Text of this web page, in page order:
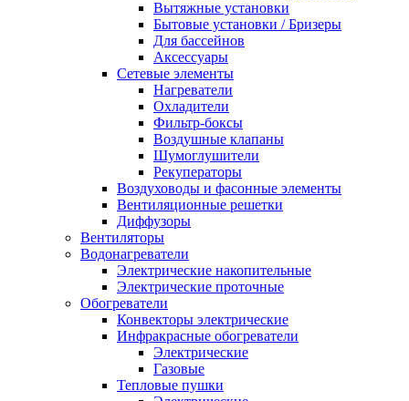
Вытяжные установки
Бытовые установки / Бризеры
Для бассейнов
Аксессуары
Сетевые элементы
Нагреватели
Охладители
Фильтр-боксы
Воздушные клапаны
Шумоглушители
Рекуператоры
Воздуховоды и фасонные элементы
Вентиляционные решетки
Диффузоры
Вентиляторы
Водонагреватели
Электрические накопительные
Электрические проточные
Обогреватели
Конвекторы электрические
Инфракрасные обогреватели
Электрические
Газовые
Тепловые пушки